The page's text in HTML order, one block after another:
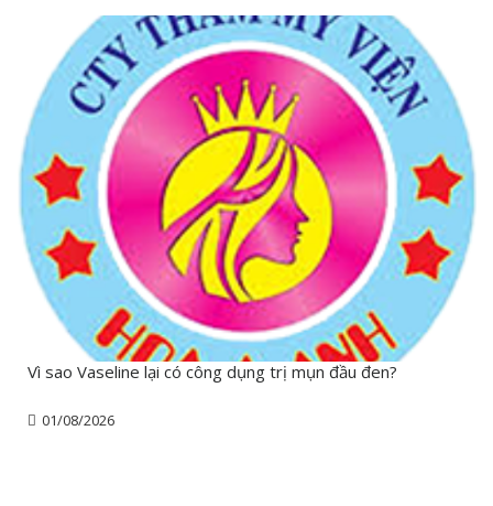
Vì sao Vaseline lại có công dụng trị mụn đầu đen?
01/08/2026